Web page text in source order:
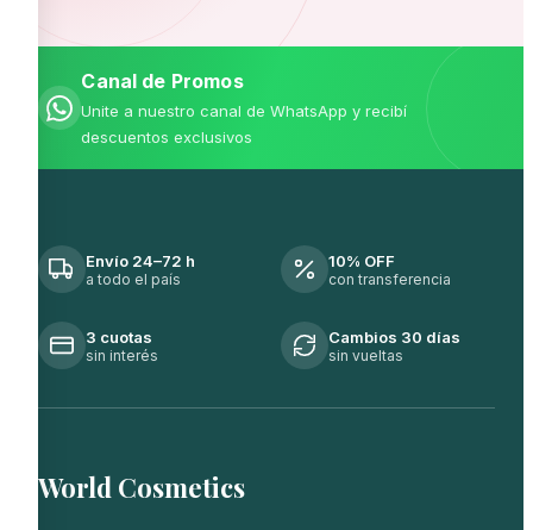
Canal de Promos
Unite a nuestro canal de WhatsApp y recibí
descuentos exclusivos
Envío 24–72 h
a todo el país
10% OFF
con transferencia
3 cuotas
sin interés
Cambios 30 días
sin vueltas
World Cosmetics